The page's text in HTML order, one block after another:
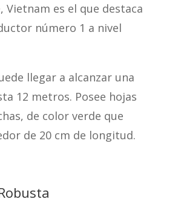
Vietnam es el que destaca
número 1 a nivel
llegar a alcanzar una
12 metros. Posee hojas
de color verde que
de 20 cm de longitud.